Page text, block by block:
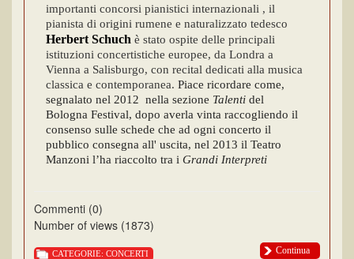
importanti concorsi pianistici internazionali , il
pianista di origini rumene e naturalizzato tedesco
Herbert Schuch è stato ospite delle principali
istituzioni concertistiche europee, da Londra a
Vienna a Salisburgo, con recital dedicati alla musica
classica e contemporanea. Piace ricordare come,
segnalato nel 2012 nella sezione Talenti del
Bologna Festival, dopo averla vinta raccogliendo il
consenso sulle schede che ad ogni concerto il
pubblico consegna all' uscita, nel 2013 il Teatro
Manzoni l’ha riaccolto tra i Grandi Interpreti
Commenti (0)
Number of views (1873)
Continua
CATEGORIE: CONCERTI